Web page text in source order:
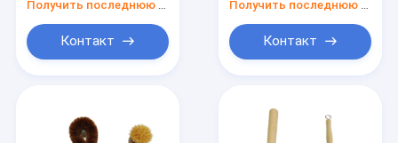
Контакт Контакт